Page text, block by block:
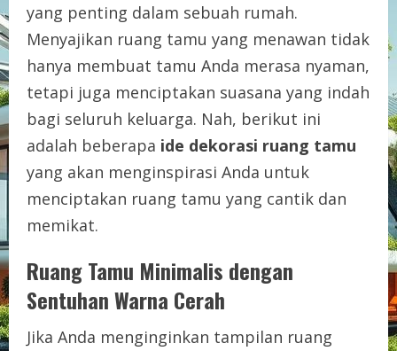
yang penting dalam sebuah rumah.
Menyajikan ruang tamu yang menawan tidak
hanya membuat tamu Anda merasa nyaman,
tetapi juga menciptakan suasana yang indah
bagi seluruh keluarga. Nah, berikut ini
adalah beberapa ide dekorasi ruang tamu
yang akan menginspirasi Anda untuk
menciptakan ruang tamu yang cantik dan
memikat.
Ruang Tamu Minimalis dengan
Sentuhan Warna Cerah
Jika Anda menginginkan tampilan ruang